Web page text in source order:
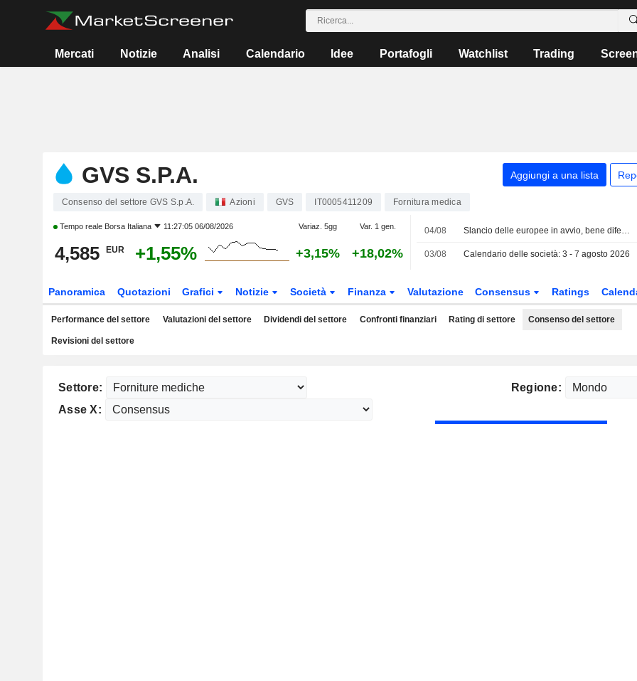
Mercati Notizie Analisi Calendario Idee Portafogli Watchlist Trading
GVS S.P.A. Aggiungi a una lista
Consenso del settore GVS S.p.A. Azioni GVS IT0005411209 Fornitura medica
Tempo reale Borsa Italiana 11:27:05 06/08/2026 Variaz. 5gg Var. 1 gen.
4,585 EUR +1,55% +3,15% +18,02%
04/08 Slancio delle europee in avvio, bene difesa sul MIB
03/08 Calendario delle società: 3 - 7 agosto 2026
Panoramica Quotazioni Grafici Notizie Società Finanza Valutazione Consensus Ratings
Performance del settore Valutazioni del settore Dividendi del settore Confronti finanziari Rating di settore Consenso del settore
Revisioni del settore
Settore:
Regione:
Asse X: